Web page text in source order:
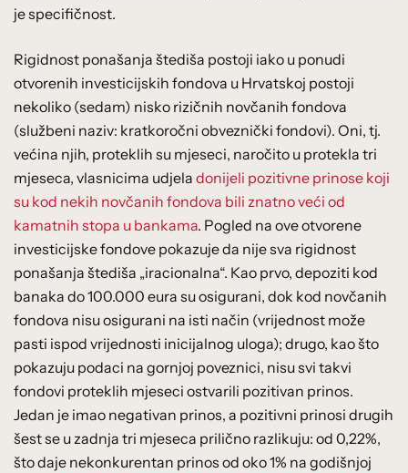
je specifičnost.
Rigidnost ponašanja štediša postoji iako u ponudi
otvorenih investicijskih fondova u Hrvatskoj postoji
nekoliko (sedam) nisko rizičnih novčanih fondova
(službeni naziv: kratkoročni obveznički fondovi). Oni, tj.
većina njih, proteklih su mjeseci, naročito u protekla tri
mjeseca, vlasnicima udjela donijeli pozitivne prinose koji
su kod nekih novčanih fondova bili znatno veći od
kamatnih stopa u bankama. Pogled na ove otvorene
investicijske fondove pokazuje da nije sva rigidnost
ponašanja štediša „iracionalna“. Kao prvo, depoziti kod
banaka do 100.000 eura su osigurani, dok kod novčanih
fondova nisu osigurani na isti način (vrijednost može
pasti ispod vrijednosti inicijalnog uloga); drugo, kao što
pokazuju podaci na gornjoj poveznici, nisu svi takvi
fondovi proteklih mjeseci ostvarili pozitivan prinos.
Jedan je imao negativan prinos, a pozitivni prinosi drugih
šest se u zadnja tri mjeseca prilično razlikuju: od 0,22%,
što daje nekonkurentan prinos od oko 1% na godišnjoj